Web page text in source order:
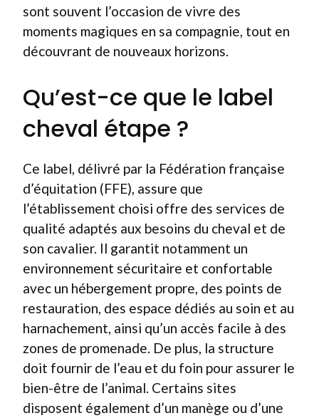
sont souvent l’occasion de vivre des
moments magiques en sa compagnie, tout en
découvrant de nouveaux horizons.
Qu’est-ce que le label
cheval étape ?
Ce label, délivré par la Fédération française
d’équitation (FFE), assure que
l’établissement choisi offre des services de
qualité adaptés aux besoins du cheval et de
son cavalier. Il garantit notamment un
environnement sécuritaire et confortable
avec un hébergement propre, des points de
restauration, des espace dédiés au soin et au
harnachement, ainsi qu’un accès facile à des
zones de promenade. De plus, la structure
doit fournir de l’eau et du foin pour assurer le
bien-être de l’animal. Certains sites
disposent également d’un manège ou d’une